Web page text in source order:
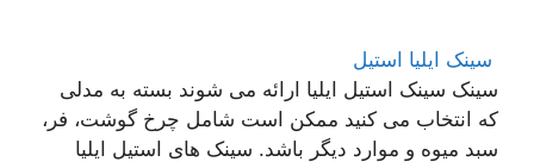
سینک ایلیا استیل
سینک سینک استیل ایلیا ارائه می شوند بسته به مدلی
که انتخاب می کنید ممکن است شامل چرخ گوشت، فر،
سبد میوه و موارد دیگر باشد. سینک های استیل ایلیا